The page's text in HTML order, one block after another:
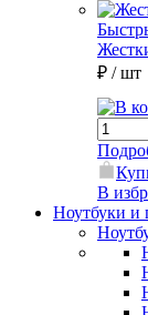
₽ / шт
В
Ноутбуки и